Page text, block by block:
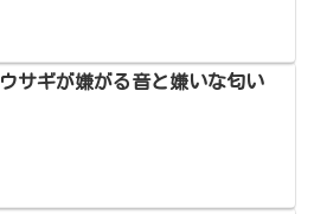
ウサギが嫌がる音と嫌いな匂い